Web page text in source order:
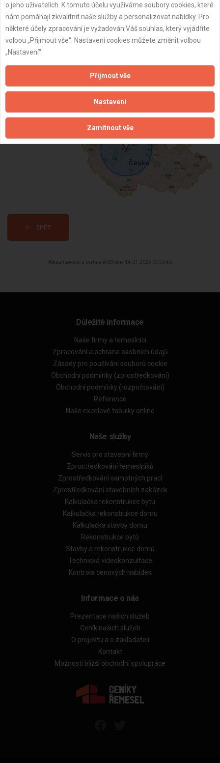
telekomunikačních zařízení od 04/2024 ,
Poskytování technických služeb k ochraně
majetku a osob od 04/2024
Subjekt:
42 let
Dostupnost:
ZPĚT
Aktualizováno z portálu ARES dne 14.01.2025 00:53:46
Důležité informace
Naše firmy a řemeslníci
Zpracování a ochrana osobních údajů
Zásady pro používání souborů cookie
Obchodní podmínky (zprostředkování)
Obchodní podmínky (rozpočtování)
Reference
Naše excelové tabulky online
Naše služby
Servis pro stavební firmy
Zprostředkování řemeslníků
Zprostředkování samotných prací
Zprostředkování stavebních zakázek
Kalkulačka rekonstrukce bytu
Kalkulačka rekonstrukce domu
Kalkulačka stavby domu
Rekonstrukce bytů
Stavby a rekonstrukce domů
Technická videokonzultace
Kontrola cenových nabídek
Informace o nás
Prezentace našich služeb
Ceník našich služeb
O projektu a o zakladateli
Kontakt
Možnosti bližší obchodní spolupráce
o jeho uživatelích. K tomuto účelu využíváme soubory cookies, které
nám pomáhají zkvalitnit naše služby a personalizovat nabídky. Pro
některé účely zpracování je vyžadován Váš souhlas, který vyjádříte
volbou „Přijmout vše“. Nastavení cookies můžete změnit volbou
„Nastavení“.
Přijmout vše
Nastavení
Zamítnout vše